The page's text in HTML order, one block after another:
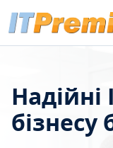
Надійні
бізнесу